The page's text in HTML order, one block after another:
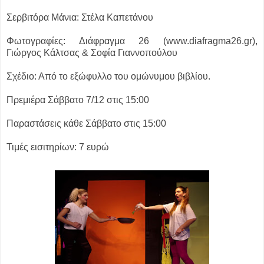
Σερβιτόρα Μάνια: Στέλα Καπετάνου
Φωτογραφίες: Διάφραγμα 26 (www.diafragma26.gr),
Γιώργος Κάλτσας & Σοφία Γιαννοπούλου
Σχέδιο: Από το εξώφυλλο του ομώνυμου βιβλίου.
Πρεμιέρα Σάββατο 7/12 στις 15:00
Παραστάσεις κάθε Σάββατο στις 15:00
Τιμές εισιτηρίων: 7 ευρώ